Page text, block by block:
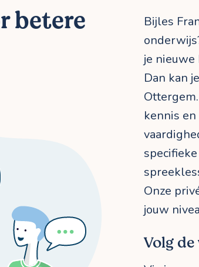
betere
Bijles
je nieuwe
Dan kan
kennis
Onze
jouw
Volg